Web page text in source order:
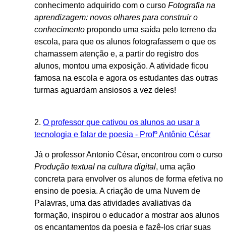
conhecimento adquirido com o curso Fotografia na
aprendizagem: novos olhares para construir o
conhecimento propondo uma saída pelo terreno da
escola, para que os alunos fotografassem o que os
chamassem atenção e, a partir do registro dos
alunos, montou uma exposição. A atividade ficou
famosa na escola e agora os estudantes das outras
turmas aguardam ansiosos a vez deles!
2. O professor que cativou os alunos ao usar a
tecnologia e falar de poesia - Profº Antônio César
Já o professor Antonio César, encontrou com o curso
Produção textual na cultura digital, uma ação
concreta para envolver os alunos de forma efetiva no
ensino de poesia. A criação de uma Nuvem de
Palavras, uma das atividades avaliativas da
formação, inspirou o educador a mostrar aos alunos
os encantamentos da poesia e fazê-los criar suas